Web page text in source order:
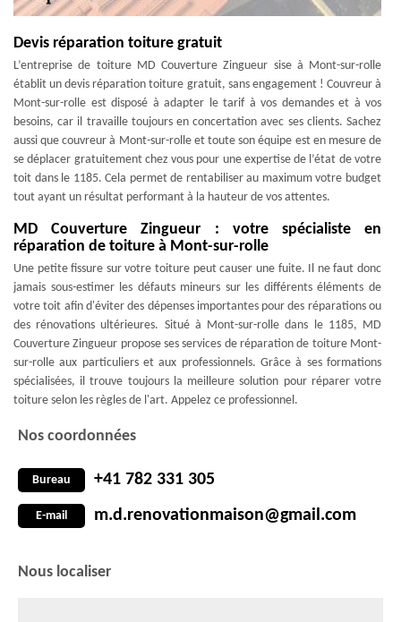
Devis réparation toiture gratuit
L’entreprise de toiture MD Couverture Zingueur sise à Mont-sur-rolle
établit un devis réparation toiture gratuit, sans engagement ! Couvreur à
Mont-sur-rolle est disposé à adapter le tarif à vos demandes et à vos
besoins, car il travaille toujours en concertation avec ses clients. Sachez
aussi que couvreur à Mont-sur-rolle et toute son équipe est en mesure de
se déplacer gratuitement chez vous pour une expertise de l’état de votre
toit dans le 1185. Cela permet de rentabiliser au maximum votre budget
tout ayant un résultat performant à la hauteur de vos attentes.
MD Couverture Zingueur : votre spécialiste en
réparation de toiture à Mont-sur-rolle
Une petite fissure sur votre toiture peut causer une fuite. Il ne faut donc
jamais sous-estimer les défauts mineurs sur les différents éléments de
votre toit afin d'éviter des dépenses importantes pour des réparations ou
des rénovations ultérieures. Situé à Mont-sur-rolle dans le 1185, MD
Couverture Zingueur propose ses services de réparation de toiture Mont-
sur-rolle aux particuliers et aux professionnels. Grâce à ses formations
spécialisées, il trouve toujours la meilleure solution pour réparer votre
toiture selon les règles de l'art. Appelez ce professionnel.
Nos coordonnées
Bureau +41 782 331 305
E-mail m.d.renovationmaison@gmail.com
Nous localiser